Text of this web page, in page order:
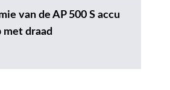
van de AP 500 S accu
met draad